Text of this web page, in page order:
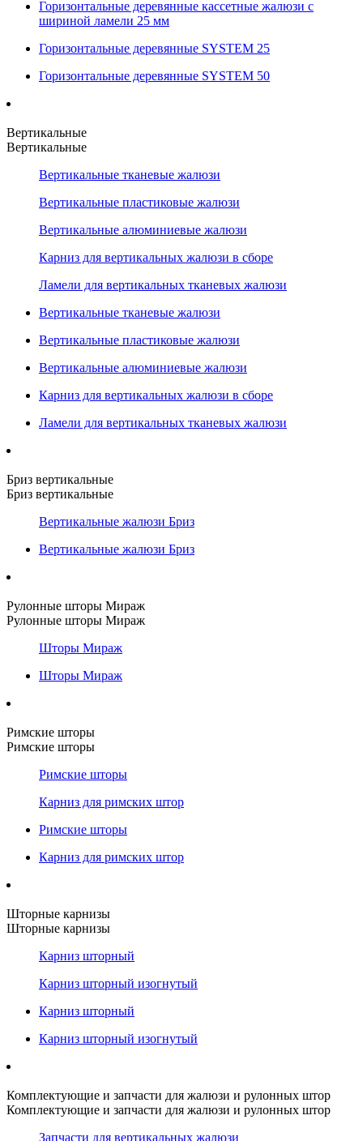
Горизонтальные деревянные кассетные жалюзи с
шириной ламели 25 мм
Горизонтальные деревянные SYSTEM 25
Горизонтальные деревянные SYSTEM 50
Вертикальные
Вертикальные
Вертикальные тканевые жалюзи
Вертикальные пластиковые жалюзи
Вертикальные алюминиевые жалюзи
Карниз для вертикальных жалюзи в сборе
Ламели для вертикальных тканевых жалюзи
Вертикальные тканевые жалюзи
Вертикальные пластиковые жалюзи
Вертикальные алюминиевые жалюзи
Карниз для вертикальных жалюзи в сборе
Ламели для вертикальных тканевых жалюзи
Бриз вертикальные
Бриз вертикальные
Вертикальные жалюзи Бриз
Вертикальные жалюзи Бриз
Рулонные шторы Мираж
Рулонные шторы Мираж
Шторы Мираж
Шторы Мираж
Римские шторы
Римские шторы
Римские шторы
Карниз для римских штор
Римские шторы
Карниз для римских штор
Шторные карнизы
Шторные карнизы
Карниз шторный
Карниз шторный изогнутый
Карниз шторный
Карниз шторный изогнутый
Комплектующие и запчасти для жалюзи и рулонных штор
Комплектующие и запчасти для жалюзи и рулонных штор
Запчасти для вертикальных жалюзи